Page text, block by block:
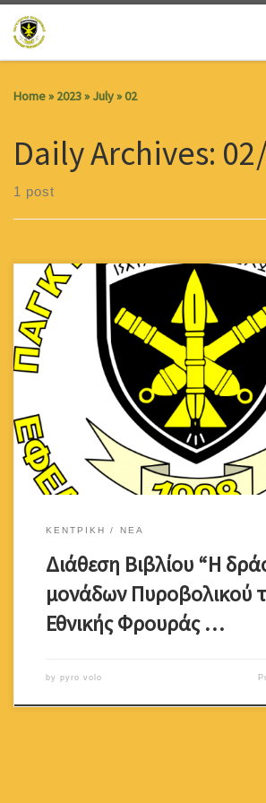
Skip to content
Home» 2023» July»02
Daily Archives:
1 post
Χάρης Αλεξάνδρου Παγκύπριος Σύνδεσμος
ΚΕΝΤΡΙΚΗ ΝΕΑ
Διάθεση Βιβλίου “Η
μονάδων Πυροβολικού
Εθνικής Φρουράς …
by pyro volo